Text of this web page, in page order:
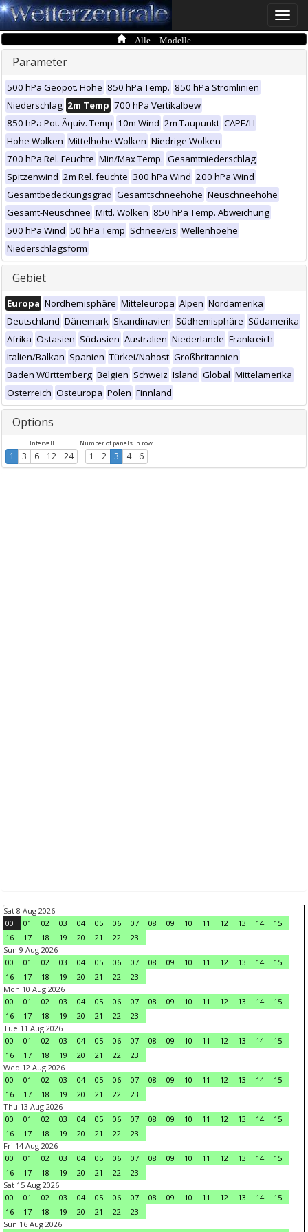
Toggle
Alle Modelle
Parameter
500 hPa Geopot. Höhe 850 hPa Temp. 850 hPa Stromlinien
Niederschlag 2m Temp 700 hPa Vertikalbew
850 hPa Pot. Äquiv. Temp 10m Wind 2m Taupunkt CAPE/LI
Hohe Wolken Mittelhohe Wolken Niedrige Wolken
700 hPa Rel. Feuchte Min/Max Temp. Gesamtniederschlag
Spitzenwind 2m Rel. feuchte 300 hPa Wind 200 hPa Wind
Gesamtbedeckungsgrad Gesamtschneehöhe Neuschneehöhe
Gesamt-Neuschnee Mittl. Wolken 850 hPa Temp. Abweichung
500 hPa Wind 50 hPa Temp Schnee/Eis Wellenhoehe
Niederschlagsform
Gebiet
Europa Nordhemisphäre Mitteleuropa Alpen Nordamerika
Deutschland Dänemark Skandinavien Südhemisphäre Südamerika
Afrika Ostasien Südasien Australien Niederlande Frankreich
Italien/Balkan Spanien Türkei/Nahost Großbritannien
Baden Württemberg Belgien Schweiz Island Global Mittelamerika
Österreich Osteuropa Polen Finnland
Options
Intervall
1 3 6 12 24
Number of panels in row
1 2 3 4 6
Sat 8 Aug 2026
00
01 02 03 04 05 06 07 08 09 10 11 12 13 14
15
16
17 18 19 20 21 22
23
Sun 9 Aug 2026
00
01 02 03 04 05 06 07 08 09 10 11 12 13 14
15
16
17 18 19 20 21 22
23
Mon 10 Aug 2026
00
01 02 03 04 05 06 07 08 09 10 11 12 13 14
15
16
17 18 19 20 21 22
23
Tue 11 Aug 2026
00
01 02 03 04 05 06 07 08 09 10 11 12 13 14
15
16
17 18 19 20 21 22
23
Wed 12 Aug 2026
00
01 02 03 04 05 06 07 08 09 10 11 12 13 14
15
16
17 18 19 20 21 22
23
Thu 13 Aug 2026
00
01 02 03 04 05 06 07 08 09 10 11 12 13 14
15
16
17 18 19 20 21 22
23
Fri 14 Aug 2026
00
01 02 03 04 05 06 07 08 09 10 11 12 13 14
15
16
17 18 19 20 21 22
23
Sat 15 Aug 2026
00
01 02 03 04 05 06 07 08 09 10 11 12 13 14
15
16
17 18 19 20 21 22
23
Sun 16 Aug 2026